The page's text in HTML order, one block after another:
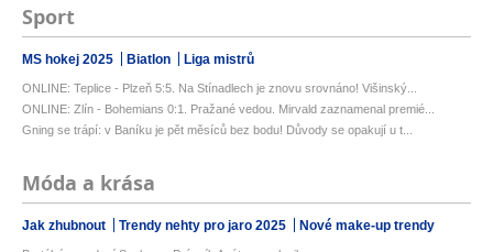
Sport
MS hokej 2025 Biatlon Liga mistrů
ONLINE: Teplice - Plzeň 5:5. Na Stínadlech je znovu srovnáno! Višinský...
ONLINE: Zlín - Bohemians 0:1. Pražané vedou. Mirvald zaznamenal premié...
Gning se trápí: v Baníku je pět měsíců bez bodu! Důvody se opakují u t...
Móda a krása
Jak zhubnout Trendy nehty pro jaro 2025 Nové make-up trendy